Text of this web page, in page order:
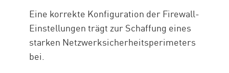
Eine korrekte Konfiguration der Firewall-
Einstellungen trägt zur Schaffung eines
starken Netzwerksicherheitsperimeters
bei.